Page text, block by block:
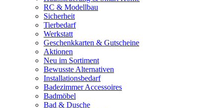
RC & Modellbau
Sicherheit
Tierbedarf
Werkstatt
Geschenkkarten & Gutscheine
Aktionen
Neu im Sortiment
Bewusste Alternativen
Installationsbedarf
Badezimmer Accessoires
Badmöbel
Bad & Dusche